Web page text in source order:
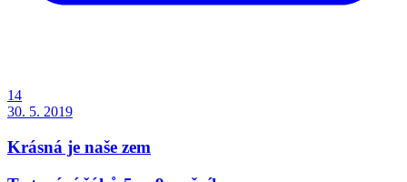
14
30. 5. 2019
Krásná je naše zem